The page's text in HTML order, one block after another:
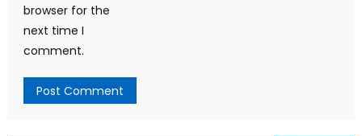
browser for the
next time I
comment.